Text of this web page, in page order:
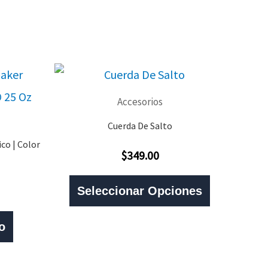
| Color
Accesorios
Cuerda De Salto
Valorado
0
De
5
$349.00
Seleccionar Opciones
Este